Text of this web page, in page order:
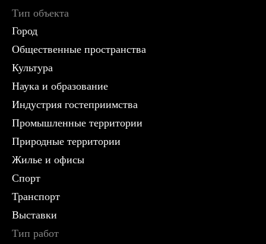
Тип объекта
Город
Общественные пространства
Культура
Наука и образование
Индустрия гостеприимства
Промышленные территории
Природные территории
Жилье и офисы
Спорт
Транспорт
Выставки
Тип работ